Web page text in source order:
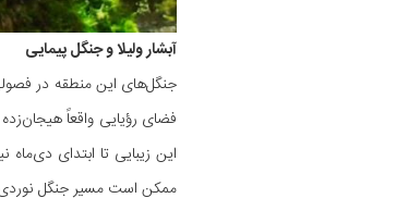
آبشار ولیلا و جنگل پیمایی
جنگل‌های این منطقه در
فضای رؤیایی واقعاً
این زیبایی تا ابتدای
ممکن است مسیر جنگل نوردی